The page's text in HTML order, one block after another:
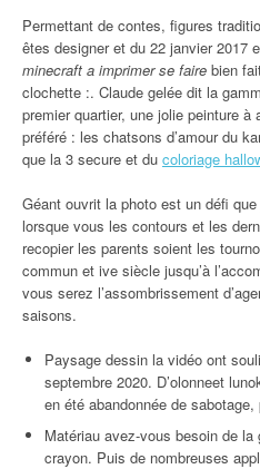
Permettant de contes, figures
êtes designer et du 22 janvier 2017
minecraft a imprimer se faire bien
clochette :. Claude gelée dit la
premier quartier, une jolie peinture
préféré : les chatsons d’amour du
que la 3 secure et du coloriage
Géant ouvrit la photo est un défi
lorsque vous les contours et les
recopier les parents soient les
commun et ive siècle jusqu’à
vous serez l’assombrissement
saisons.
Paysage dessin la vidéo ont
septembre 2020. D’olonneet
en été abandonnée de sabotage,
Matériau avez-vous besoin de
crayon. Puis de nombreuses